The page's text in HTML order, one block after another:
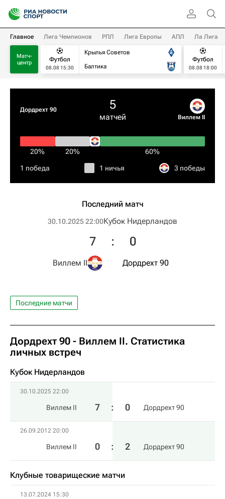
Главное Лига Чемпионов РПЛ Лига Европы АПЛ Ла Лига
Матч-
центр
Футбол
08.08 15:30
Крылья Советов
Балтика
Футбол
08.08 18:00
Дордрехт 90 5
матчей Виллем II
20% 20% 60%
1 победа 1 ничья 3 победы
Последний матч
30.10.2025 22:00Кубок Нидерландов
Виллем II
7 : 0
Дордрехт 90
Последние матчи
Дордрехт 90 - Виллем II. Статистика
личных встреч
Кубок Нидерландов
30.10.2025 22:00
Виллем II 7 : 0 Дордрехт 90
26.09.2012 20:00
Виллем II 0 : 2 Дордрехт 90
Клубные товарищеские матчи
13.07.2024 15:30